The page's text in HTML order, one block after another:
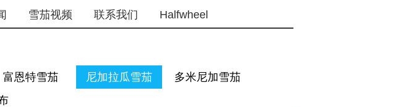
雪茄视频 联系我们 Halfwheel
富恩特雪茄 尼加拉瓜雪茄
多米尼加雪茄